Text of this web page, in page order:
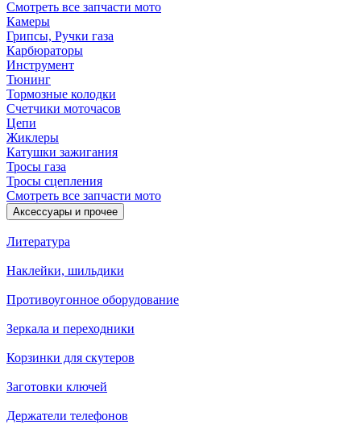
Смотреть все запчасти мото
Камеры
Грипсы, Ручки газа
Карбюраторы
Инструмент
Тюнинг
Тормозные колодки
Счетчики моточасов
Цепи
Жиклеры
Катушки зажигания
Тросы газа
Тросы сцепления
Смотреть все запчасти мото
Аксессуары и прочее
Литература
Наклейки, шильдики
Противоугонное оборудование
Зеркала и переходники
Корзинки для скутеров
Заготовки ключей
Держатели телефонов